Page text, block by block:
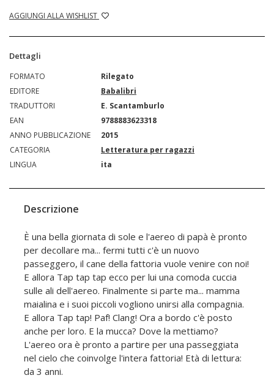
AGGIUNGI ALLA WISHLIST
Dettagli
FORMATO
Rilegato
EDITORE
Babalibri
TRADUTTORI
E. Scantamburlo
EAN
9788883623318
ANNO PUBBLICAZIONE
2015
CATEGORIA
Letteratura per ragazzi
LINGUA
ita
Descrizione
È una bella giornata di sole e l'aereo di papà è pronto
per decollare ma... fermi tutti c'è un nuovo
passeggero, il cane della fattoria vuole venire con noi!
E allora Tap tap tap ecco per lui una comoda cuccia
sulle ali dell'aereo. Finalmente si parte ma... mamma
maialina e i suoi piccoli vogliono unirsi alla compagnia.
E allora Tap tap! Paf! Clang! Ora a bordo c'è posto
anche per loro. E la mucca? Dove la mettiamo?
L'aereo ora è pronto a partire per una passeggiata
nel cielo che coinvolge l'intera fattoria! Età di lettura:
da 3 anni.